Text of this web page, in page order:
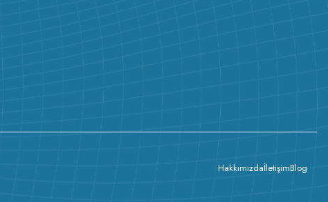
HakkımızdaİletişimBlog